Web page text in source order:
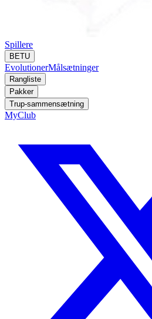
Spillere
BETU
EvolutionerMålsætninger
Rangliste
Pakker
Trup-sammensætning
MyClub